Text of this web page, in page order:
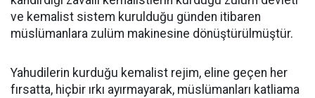
ve kemalist sistem kurulduğu günden itibaren
müslümanlara zulüm makinesine dönüştürülmüştür.
Yahudilerin kurduğu kemalist rejim, eline geçen her
fırsatta, hiçbir ırkı ayırmayarak, müslümanları katliama